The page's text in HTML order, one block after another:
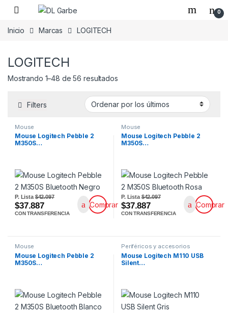
0
Inicio Marcas LOGITECH
LOGITECH
Mostrando 1–48 de 56 resultados
Filters
Mouse
Mouse Logitech Pebble 2
M350S…
P. Lista$42.097
$37.887
CON TRANSFERENCIA
Comprar
Mouse
Mouse Logitech Pebble 2
M350S…
P. Lista$42.097
$37.887
CON TRANSFERENCIA
Comprar
Mouse
Mouse Logitech Pebble 2
M350S…
Periféricos y accesorios
Mouse Logitech M110 USB
Silent…